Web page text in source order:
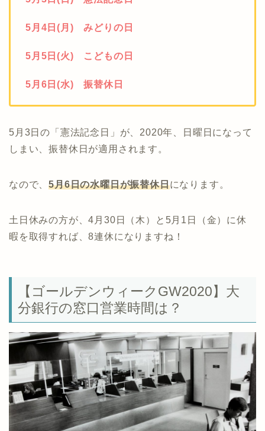
5月4日(月) みどりの日
5月5日(火) こどもの日
5月6日(水) 振替休日
5月3日の「憲法記念日」が、2020年、日曜日になって
しまい、振替休日が適用されます。
なので、5月6日の水曜日が振替休日になります。
土日休みの方が、4月30日（木）と5月1日（金）に休
暇を取得すれば、8連休になりますね！
【ゴールデンウィークGW2020】大
分銀行の窓口営業時間は？